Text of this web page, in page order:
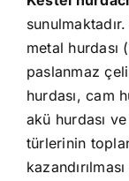
metal hurdası
paslanmaz
hurdası, cam
akü hurdası
türlerinin